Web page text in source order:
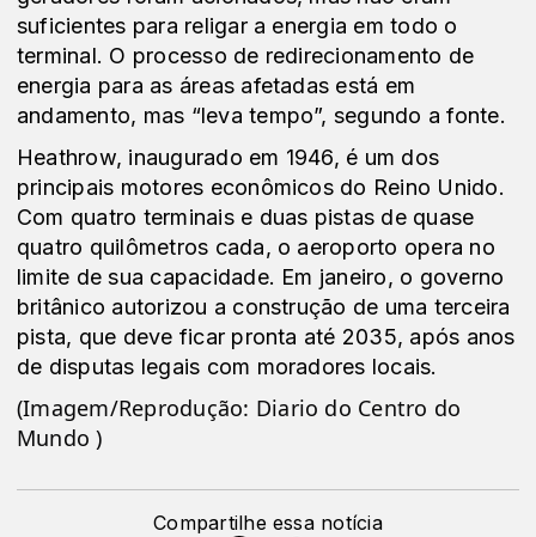
suficientes para religar a energia em todo o
terminal. O processo de redirecionamento de
energia para as áreas afetadas está em
andamento, mas “leva tempo”, segundo a fonte.
Heathrow, inaugurado em 1946, é um dos
principais motores econômicos do Reino Unido.
Com quatro terminais e duas pistas de quase
quatro quilômetros cada, o aeroporto opera no
limite de sua capacidade. Em janeiro, o governo
britânico autorizou a construção de uma terceira
pista, que deve ficar pronta até 2035, após anos
de disputas legais com moradores locais.
(Imagem/Reprodução: Diario do Centro do
Mundo )
Compartilhe essa notícia